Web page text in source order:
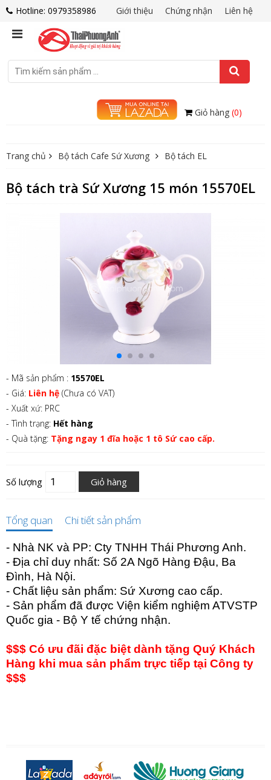
Hotline: 0979358986 Liên hệ
Chứng nhận
Giới thiệu
Giỏ hàng (0)
Trang chủ Bộ tách Cafe Sứ Xương Bộ tách EL
Bộ tách trà Sứ Xương 15 món 15570EL
- Mã sản phẩm : 15570EL
- Giá: Liên hệ (Chưa có VAT)
- Xuất xứ: PRC
- Tình trạng: Hết hàng
- Quà tặng: Tặng ngay 1 đĩa hoặc 1 tô Sứ cao cấp.
Số lượng Giỏ hàng
Tổng quan Chi tiết sản phẩm
- Nhà NK và PP: Cty TNHH Thái Phương Anh.
- Địa chỉ duy nhất: Số 2A Ngõ Hàng Đậu, Ba
Đình, Hà Nội.
- Chất liệu sản phẩm: Sứ Xương cao cấp.
- Sản phẩm đã được Viện kiểm nghiệm ATVSTP
Quốc gia - Bộ Y tế chứng nhận.
$$$ Có ưu đãi đặc biệt dành tặng Quý Khách
Hàng khi mua sản phẩm trực tiếp tại Công ty
$$$